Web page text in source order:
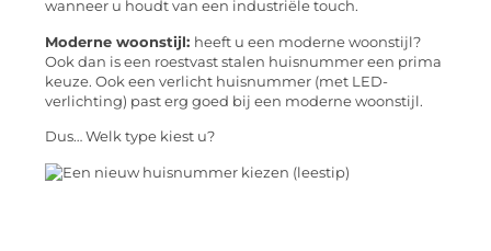
wanneer u houdt van een industriële touch.
Moderne woonstijl: heeft u een moderne woonstijl?
Ook dan is een roestvast stalen huisnummer een prima
keuze. Ook een verlicht huisnummer (met LED-
verlichting) past erg goed bij een moderne woonstijl.
Dus… Welk type kiest u?